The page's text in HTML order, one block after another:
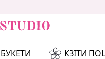
БУКЕТИ КВІТИ